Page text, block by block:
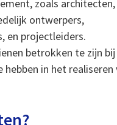
zoals architecten,
ontwerpers,
en projectleiders.
betrokken te zijn bij
hebben in het